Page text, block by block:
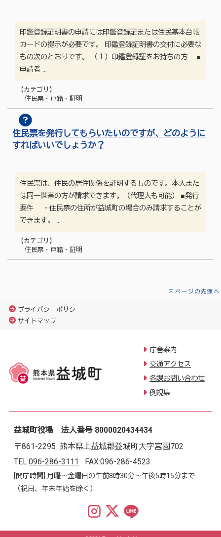
印鑑登録証明書の申請には印鑑登録証または住民基本台帳
カードの提示が必要です。 印鑑登録証明書の交付に必要な
もの次のとおりです。 （１）印鑑登録証をお持ちの方 ■
申請者 …
【カテゴリ】
住民票・戸籍・証明
住民票を発行してもらいたいのですが、どのように
すればいいでしょうか？
住民票は、住民の居住関係を証明するものです。本人また
は同一世帯の方が請求できます。（代理人も可能） ■発行
要件 ・住民票の住所が益城町の場合のみ請求することが
できます。 …
【カテゴリ】
住民票・戸籍・証明
ページの先頭へ
プライバシーポリシー
サイトマップ
庁舎案内
交通アクセス
各課お問い合わせ
例規集
益城町役場 法人番号 8000020434434
〒861-2295 熊本県上益城郡益城町大字宮園702
TEL:096-286-3111 FAX:096-286-4523
[開庁時間] 月曜～金曜日の午前8時30分～午後5時15分まで
（祝日、年末年始を除く）